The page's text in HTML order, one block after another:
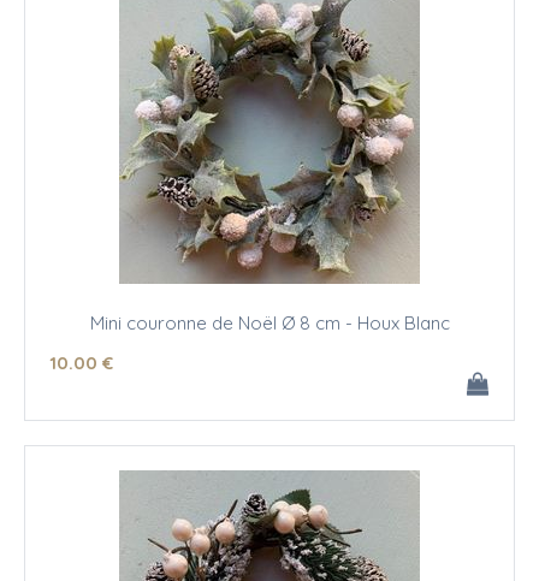
Mini couronne de Noël Ø 8 cm - Houx Blanc
10.00 €